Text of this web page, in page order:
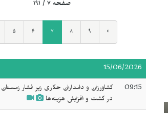
صفحه ۷ / ۱۹۱
۵ ۶ ۷ ۸ ۹ ›
15/06/2026
09:15
کشاورزان و دامداران حکاری زیر فشار زمستان
در کشت و افزایش هزینه‌ها